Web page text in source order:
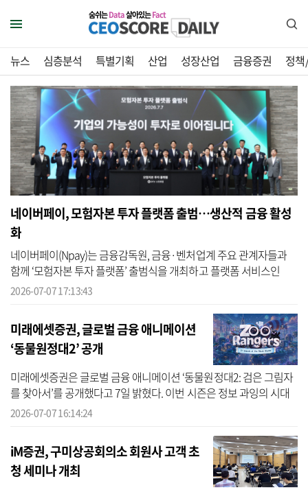
숨쉬는Data살아있는Fact
뉴스 심층분석 특별기획 산업 성장산업 금융증권 정
네이버페이, 모험자본 투자 플랫폼 출범…생산적 금융 활성
화
네이버페이(Npay)는 금융감독원, 금융·벤처업계 주요 관계자들과
함께 ‘모험자본 투자 플랫폼’ 출범식을 개최하고 플랫폼 서비스인
‘Npay 스타트업’의 시범 운영을 시작한다고 7일 밝혔다. Npay에 따르
2026-07-07 17:13:43
미래에셋증권, 글로벌 금융 애니메이션
‘동물원정대2’ 공개
미래에셋증권은 글로벌 금융 애니메이션 ‘동물원정대2: 검은 그림자
를 찾아서’를 공개했다고 7일 밝혔다. 이번 시즌은 정보 과잉의 시대
속에서 출처가 명확한 정보를 바탕으로 스스로 판단하는 힘을 기르는
2026-07-07 16:14:24
iM증권, 구미상공회의소 회원사 고객 초
청 세미나 개최